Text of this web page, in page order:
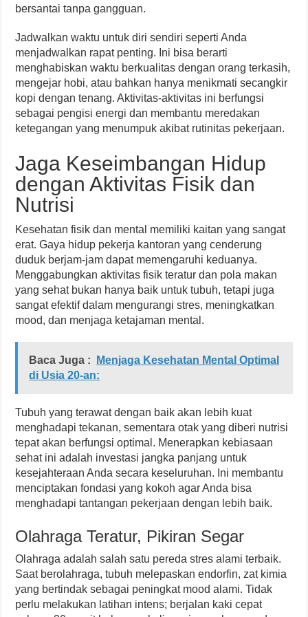
bersantai tanpa gangguan.
Jadwalkan waktu untuk diri sendiri seperti Anda
menjadwalkan rapat penting. Ini bisa berarti
menghabiskan waktu berkualitas dengan orang terkasih,
mengejar hobi, atau bahkan hanya menikmati secangkir
kopi dengan tenang. Aktivitas-aktivitas ini berfungsi
sebagai pengisi energi dan membantu meredakan
ketegangan yang menumpuk akibat rutinitas pekerjaan.
Jaga Keseimbangan Hidup
dengan Aktivitas Fisik dan
Nutrisi
Kesehatan fisik dan mental memiliki kaitan yang sangat
erat. Gaya hidup pekerja kantoran yang cenderung
duduk berjam-jam dapat memengaruhi keduanya.
Menggabungkan aktivitas fisik teratur dan pola makan
yang sehat bukan hanya baik untuk tubuh, tetapi juga
sangat efektif dalam mengurangi stres, meningkatkan
mood, dan menjaga ketajaman mental.
Baca Juga :
Menjaga Kesehatan Mental Optimal
di Usia 20-an:
Tubuh yang terawat dengan baik akan lebih kuat
menghadapi tekanan, sementara otak yang diberi nutrisi
tepat akan berfungsi optimal. Menerapkan kebiasaan
sehat ini adalah investasi jangka panjang untuk
kesejahteraan Anda secara keseluruhan. Ini membantu
menciptakan fondasi yang kokoh agar Anda bisa
menghadapi tantangan pekerjaan dengan lebih baik.
Olahraga Teratur, Pikiran Segar
Olahraga adalah salah satu pereda stres alami terbaik.
Saat berolahraga, tubuh melepaskan endorfin, zat kimia
yang bertindak sebagai peningkat mood alami. Tidak
perlu melakukan latihan intens; berjalan kaki cepat